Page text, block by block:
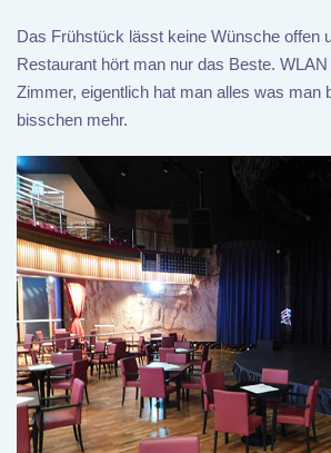
Das Frühstück lässt keine Wünsche offen
Restaurant hört man nur das Beste.
Zimmer, eigentlich hat man alles was man
bisschen mehr.